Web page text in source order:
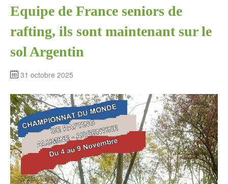
Equipe de France seniors de
rafting, ils sont maintenant sur le
sol Argentin
31 octobre 2025